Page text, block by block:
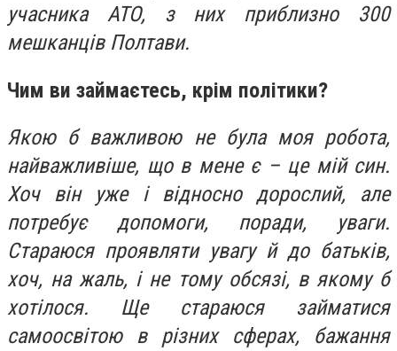
учасника АТО, з них приблизно 300
мешканців Полтави.
Чим ви займаєтесь, крім політики?
Якою б важливою не була моя робота,
найважливіше, що в мене є – це мій син.
Хоч він уже і відносно дорослий, але
потребує допомоги, поради, уваги.
Стараюся проявляти увагу й до батьків,
хоч, на жаль, і не тому обсязі, в якому б
хотілося. Ще стараюся займатися
самоосвітою в різних сферах, бажання